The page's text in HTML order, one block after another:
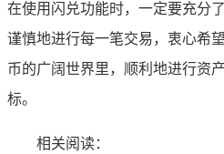
在使用闪兑功能时，一定要充分
谨慎地进行每一笔交易，衷心希
币的广阔世界里，顺利地进行资
标。
相关阅读：